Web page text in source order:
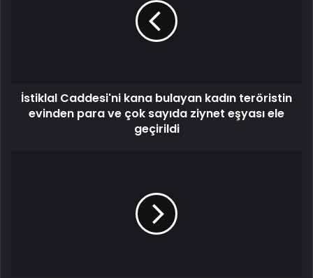
İstiklal Caddesi'ni kana bulayan kadın teröristin
evinden para ve çok sayıda ziynet eşyası ele
geçirildi